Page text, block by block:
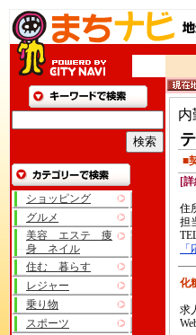
ショッピング
グルメ
美容 エステ 痩
身 ネイル
住む 暮らす
レジャー
乗り物
スポーツ
内
■
[
住
担
化
求